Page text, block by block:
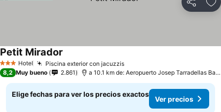
Compartir
3 Estrellas
Hotel Piscina exterior con jacuzzis
Petit Mirador
8,2 Muy bueno 2.861 a 10.1 km de: Aeropuerto Josep Tarradellas Barcelona-El Prat
Elige fechas para ver los precios exactos
Ver precios